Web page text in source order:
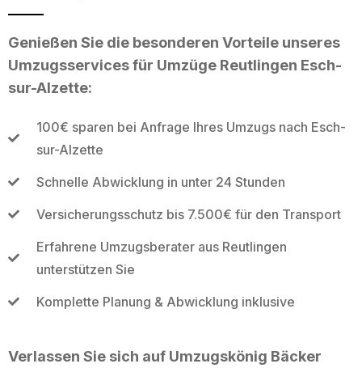
Genießen Sie die besonderen Vorteile unseres
Umzugsservices für Umzüge Reutlingen Esch-
sur-Alzette:
100€ sparen bei Anfrage Ihres Umzugs nach Esch-
sur-Alzette
Schnelle Abwicklung in unter 24 Stunden
Versicherungsschutz bis 7.500€ für den Transport
Erfahrene Umzugsberater aus Reutlingen
unterstützen Sie
Komplette Planung & Abwicklung inklusive
Verlassen Sie sich auf Umzugskönig Bäcker